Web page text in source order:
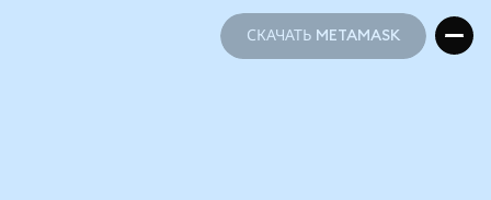
СКАЧАТЬ METAMASK